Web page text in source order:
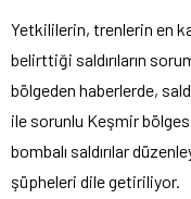
Yetkililerin, trenlerin en
belirttiği saldırıların
bölgeden haberlerde,
ile sorunlu Keşmir
bombalı saldırılar
şüpheleri dile getiriliyor.